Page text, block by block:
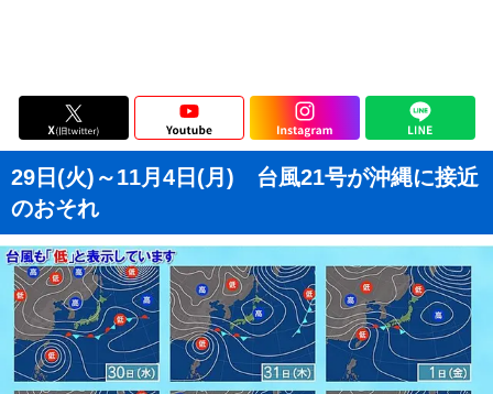
29日(火)～11月4日(月) 台風21号が沖縄に接近
のおそれ